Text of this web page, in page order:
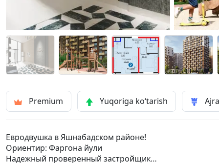
Premium Yuqoriga ko‘tarish
Евродвушка в Яшнабадском районе!
Ориентир: Фаргона йули
Надежный проверенный застройщик